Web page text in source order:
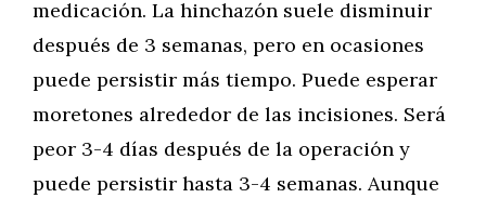
medicación. La hinchazón suele disminuir
después de 3 semanas, pero en ocasiones
puede persistir más tiempo. Puede esperar
moretones alrededor de las incisiones. Será
peor 3-4 días después de la operación y
puede persistir hasta 3-4 semanas. Aunque